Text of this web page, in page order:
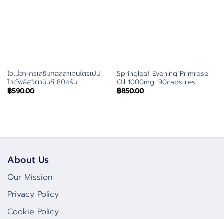
ไอเม่อาหารเสริมคอลลาเจนไตรเปป
ไทด์พลัสวิตามินซี 80กรัม
฿590.00
Springleaf Evening Primrose
Oil 1000mg. 90capsules
฿850.00
About Us
Our Mission
Privacy Policy
Cookie Policy